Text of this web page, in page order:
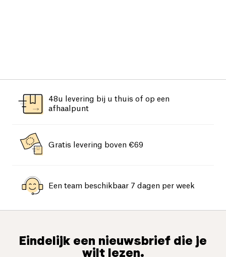
48u levering bij u thuis of op een
afhaalpunt
Gratis levering boven €69
Een team beschikbaar 7 dagen per week
Eindelijk een nieuwsbrief die je
wilt lezen.